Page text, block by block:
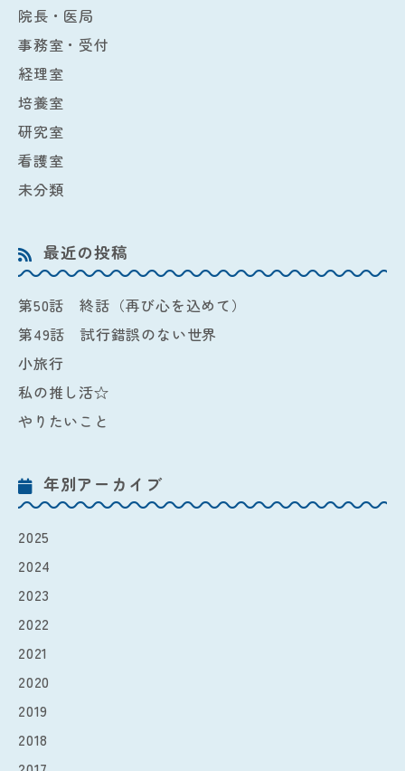
院長・医局
事務室・受付
経理室
培養室
研究室
看護室
未分類
最近の投稿
第50話 終話（再び心を込めて）
第49話 試行錯誤のない世界
小旅行
私の推し活☆
やりたいこと
年別アーカイブ
2025
2024
2023
2022
2021
2020
2019
2018